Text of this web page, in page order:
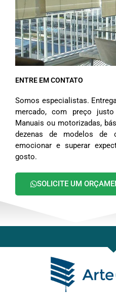
ENTRE EM CONTATO
Somos especialistas.
mercado, com preço
Manuais ou motorizadas,
dezenas de modelos de
emocionar e superar
gosto.
SOLICITE UM